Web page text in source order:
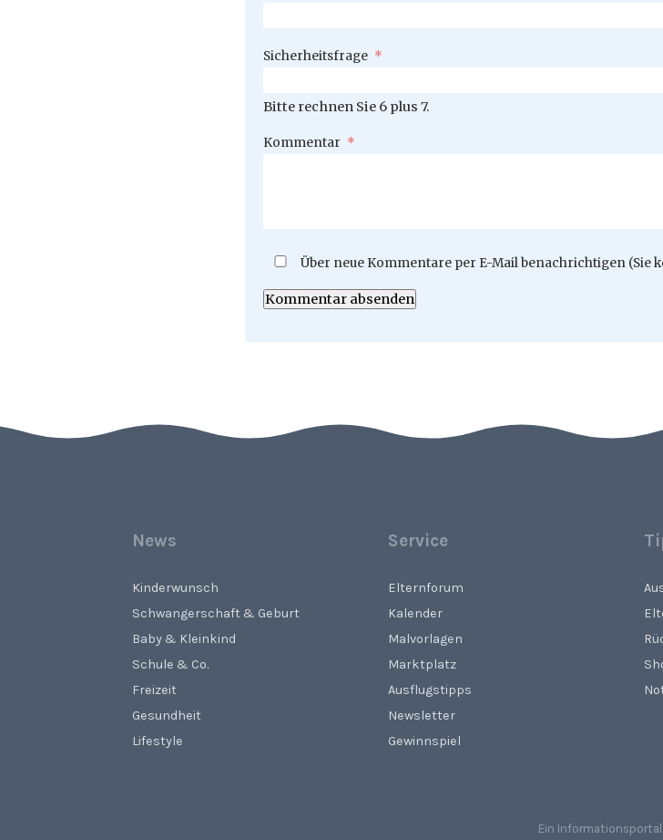
Pflichtfeld
Sicherheitsfrage *
Bitte rechnen Sie 6 plus 7.
Pflichtfeld
Kommentar *
Über neue Kommentare per E-Mail benachrichtigen (Sie
Kommentar absenden
News
Kinderwunsch
Schwangerschaft & Geburt
Baby & Kleinkind
Schule & Co.
Freizeit
Gesundheit
Lifestyle
Service
Elternforum
Kalender
Malvorlagen
Marktplatz
Ausflugstipps
Newsletter
Gewinnspiel
Ein